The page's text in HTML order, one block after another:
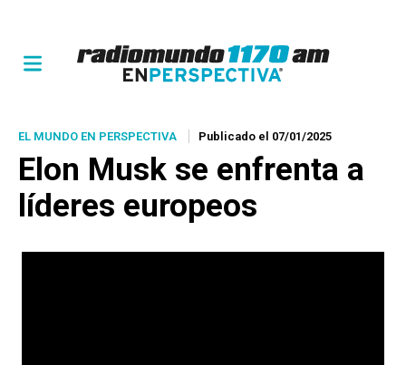
EL MUNDO EN PERSPECTIVA Publicado el 07/01/2025
Elon Musk se enfrenta a
líderes europeos